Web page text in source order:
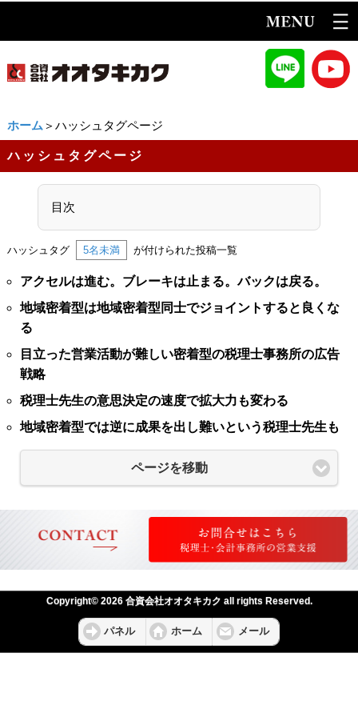
ホーム ＞ハッシュタグページ
ハッシュタグページ
目次
ハッシュタグ 5名未満 が付けられた投稿一覧
アクセルは進む。ブレーキは止まる。バックは戻る。
地域密着型は地域密着型同士でジョイントすると良くな
る
目立った営業活動が難しい密着型の税理士事務所の広告
戦略
税理士先生の意思決定の速度で拡大力も変わる
地域密着型では逆に成果を出し難いという税理士先生も
ページを移動
Copyright© 2026 合資会社オオタキカク all rights Reserved.
パネル ホーム メール